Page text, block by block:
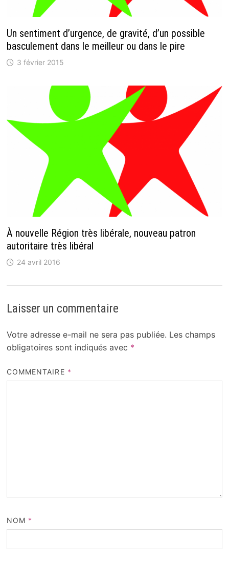
Un sentiment d’urgence, de gravité, d’un possible
basculement dans le meilleur ou dans le pire
3 février 2015
À nouvelle Région très libérale, nouveau patron
autoritaire très libéral
24 avril 2016
Laisser un commentaire
Votre adresse e-mail ne sera pas publiée. Les champs
obligatoires sont indiqués avec *
COMMENTAIRE *
NOM *